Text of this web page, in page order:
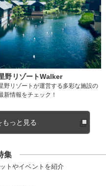
野リゾートWalker
野リゾートが運営する多彩な施設の
新情報をチェック！
もっと見る
集
トやイベントを紹介